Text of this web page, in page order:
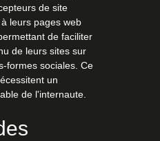
de site
leurs pages web
de faciliter
de leurs sites sur
formes sociales. Ce
un
de l'internaute.